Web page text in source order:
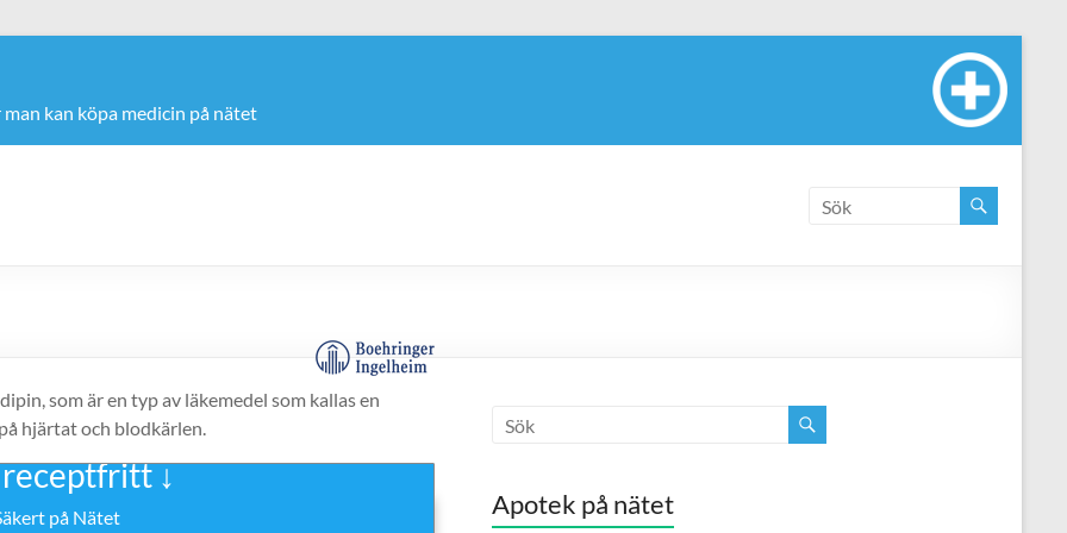
kan köpa medicin på nätet
som är en typ av läkemedel som kallas en
hjärtat och blodkärlen.
↓
på Nätet Apotek på nätet